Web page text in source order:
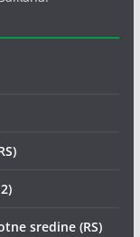
sredine (RS)